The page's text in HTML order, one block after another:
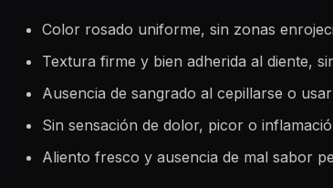
Color rosado uniforme, sin zonas
Textura firme y bien adherida al diente,
Ausencia de sangrado al cepillarse o
Sin sensación de dolor, picor o
Aliento fresco y ausencia de mal sabor